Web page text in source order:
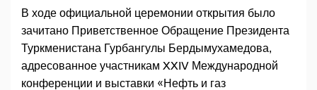
В ходе официальной церемонии открытия было
зачитано Приветственное Обращение Президента
Туркменистана Гурбангулы Бердымухамедова,
адресованное участникам XXIV Международной
конференции и выставки «Нефть и газ